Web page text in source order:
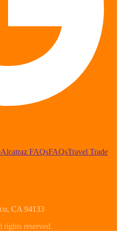
Alcatraz FAQsFAQsTravel Trade
, CA 94133
rights reserved.